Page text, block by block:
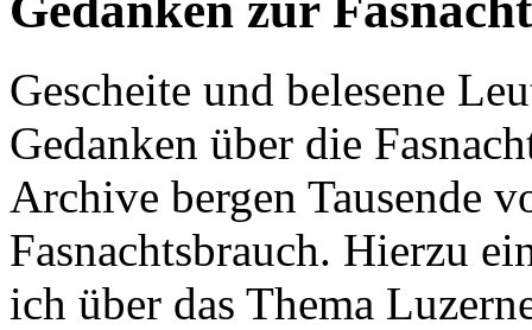
Gescheite und belesene
Gedanken über die
Archive bergen Tausende
Fasnachtsbrauch. Hierzu
ich über das Thema